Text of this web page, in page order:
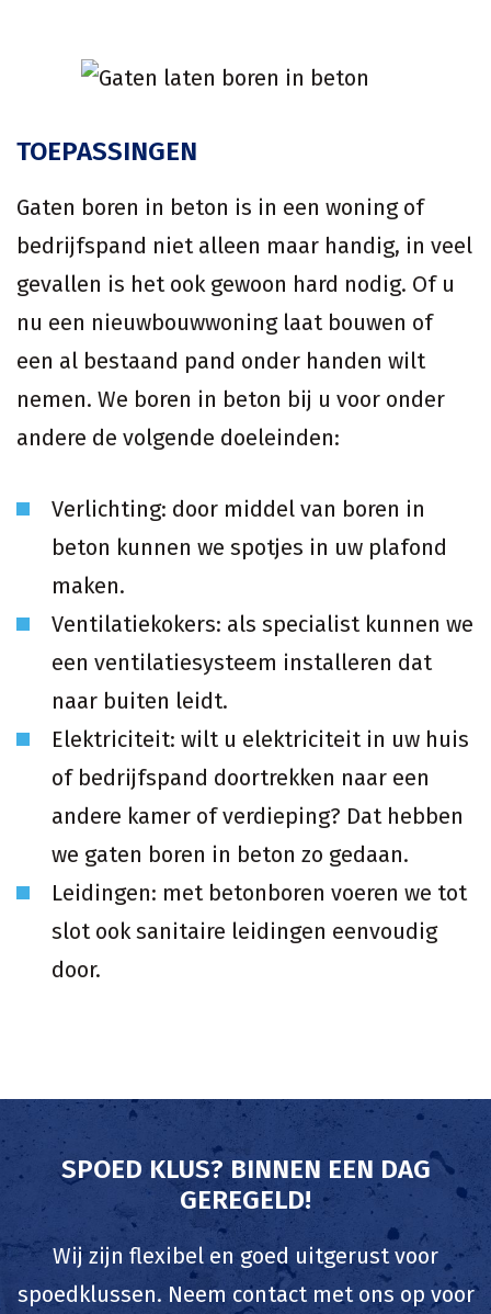
TOEPASSINGEN
Gaten boren in beton is in een woning of
bedrijfspand niet alleen maar handig, in veel
gevallen is het ook gewoon hard nodig. Of u
nu een nieuwbouwwoning laat bouwen of
een al bestaand pand onder handen wilt
nemen. We boren in beton bij u voor onder
andere de volgende doeleinden:
Verlichting: door middel van boren in
beton kunnen we spotjes in uw plafond
maken.
Ventilatiekokers: als specialist kunnen we
een ventilatiesysteem installeren dat
naar buiten leidt.
Elektriciteit: wilt u elektriciteit in uw huis
of bedrijfspand doortrekken naar een
andere kamer of verdieping? Dat hebben
we gaten boren in beton zo gedaan.
Leidingen: met betonboren voeren we tot
slot ook sanitaire leidingen eenvoudig
door.
SPOED KLUS? BINNEN EEN DAG
GEREGELD!
Wij zijn flexibel en goed uitgerust voor
spoedklussen. Neem contact met ons op voor